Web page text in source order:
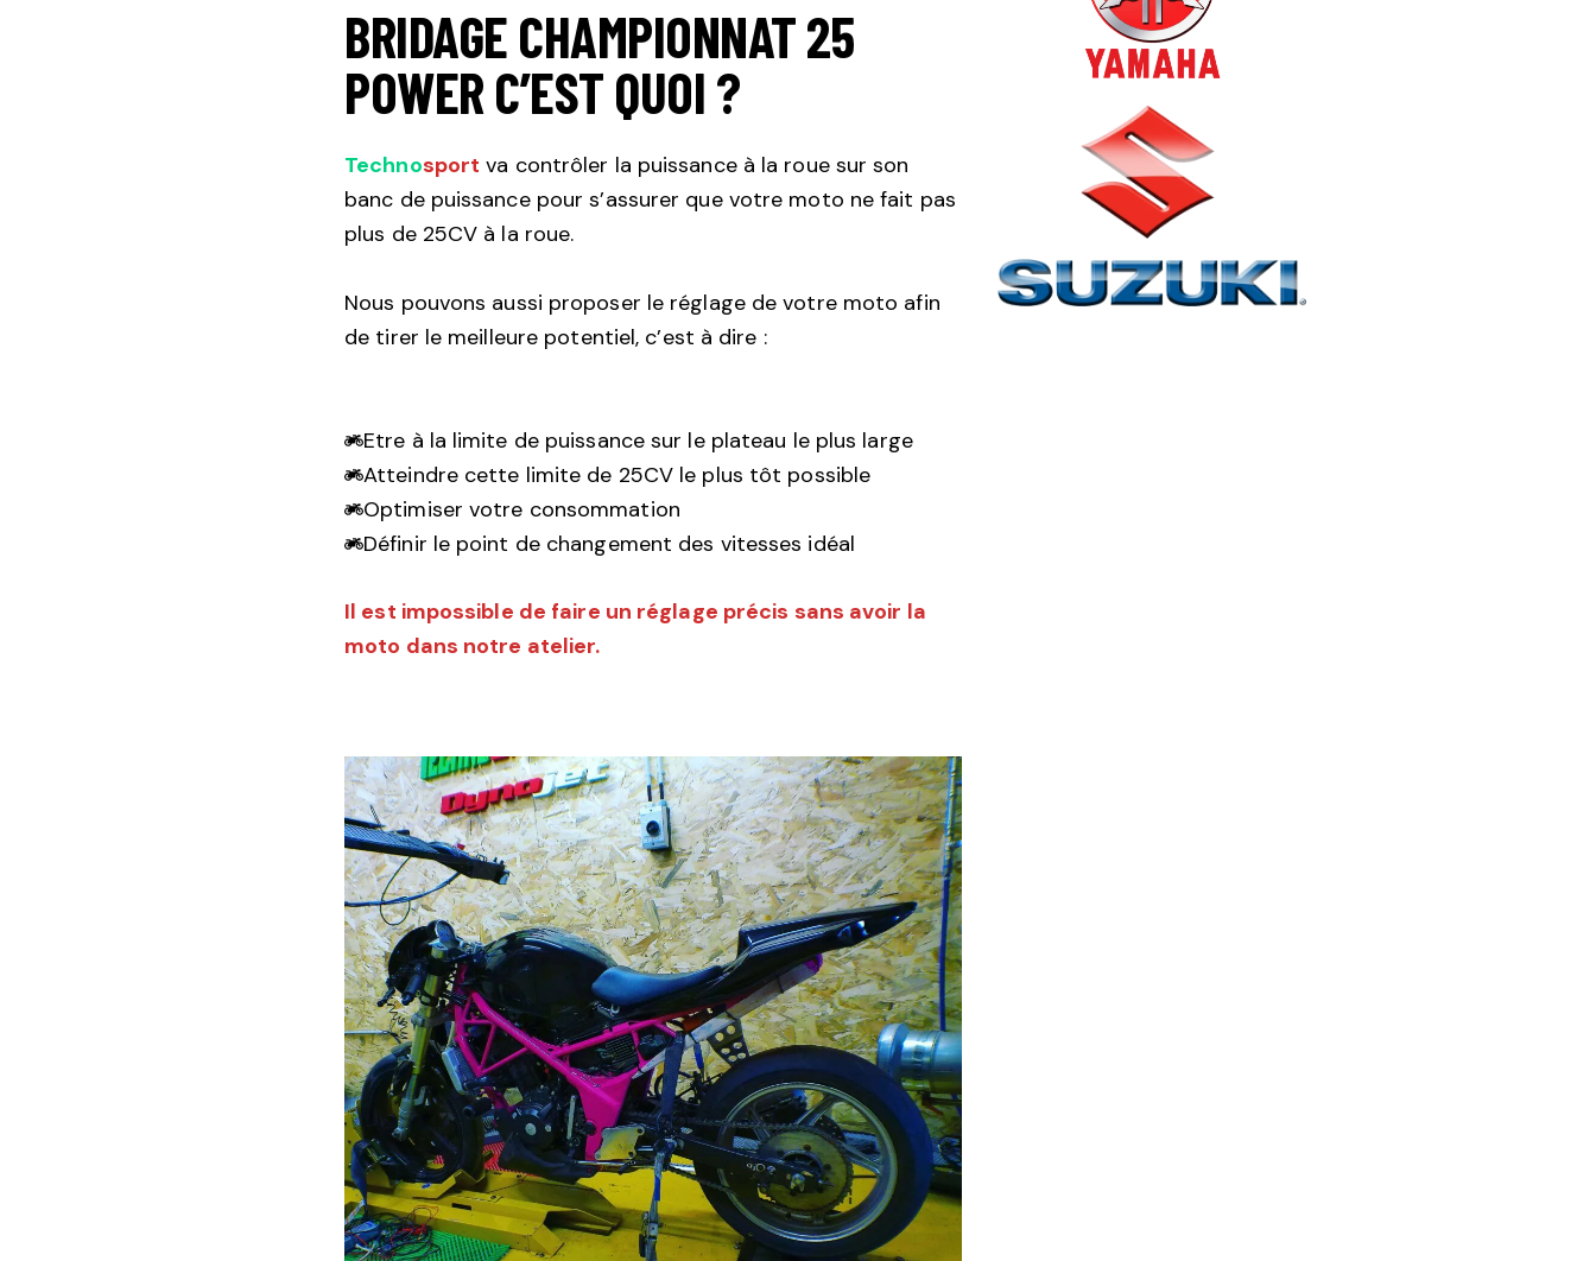
BRIDAGE CHAMPIONNAT 25
POWER C’EST QUOI ?
Technosport va contrôler la puissance à la roue sur son
banc de puissance pour s’assurer que votre moto ne fait pas
plus de 25CV à la roue.
Nous pouvons aussi proposer le réglage de votre moto afin
de tirer le meilleure potentiel, c’est à dire :
Etre à la limite de puissance sur le plateau le plus large
Atteindre cette limite de 25CV le plus tôt possible
Optimiser votre consommation
Définir le point de changement des vitesses idéal
Il est impossible de faire un réglage précis sans avoir la
moto dans notre atelier.